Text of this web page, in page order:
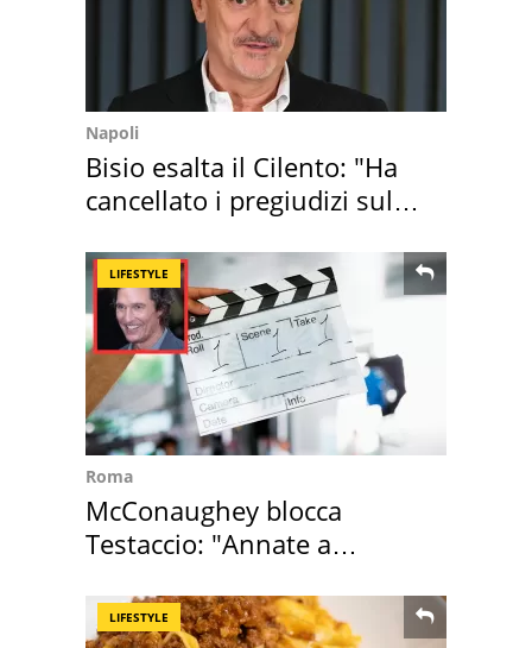
Napoli
Bisio esalta il Cilento: "Ha
cancellato i pregiudizi sul
LIFESTYLE
Roma
McConaughey blocca
Testaccio: "Annate a
LIFESTYLE